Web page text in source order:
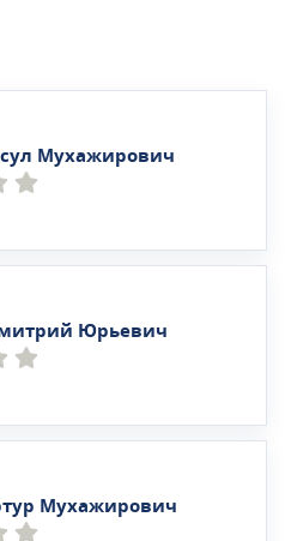
Мухажирович
Юрьевич
Мухажирович